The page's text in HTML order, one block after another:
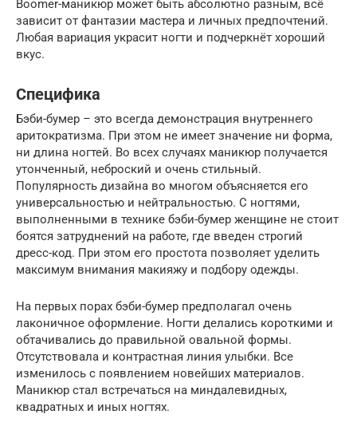
Boomer-маникюр может быть абсолютно разным, всё
зависит от фантазии мастера и личных предпочтений.
Любая вариация украсит ногти и подчеркнёт хороший
вкус.
Специфика
Бэби-бумер – это всегда демонстрация внутреннего
аритократизма. При этом не имеет значение ни форма,
ни длина ногтей. Во всех случаях маникюр получается
утонченный, неброский и очень стильный.
Популярность дизайна во многом объясняется его
универсальностью и нейтральностью. С ногтями,
выполненными в технике бэби-бумер женщине не стоит
боятся затруднений на работе, где введен строгий
дресс-код. При этом его простота позволяет уделить
максимум внимания макияжу и подбору одежды.
На первых порах бэби-бумер предполагал очень
лаконичное оформление. Ногти делались короткими и
обтачивались до правильной овальной формы.
Отсутствовала и контрастная линия улыбки. Все
изменилось с появлением новейших материалов.
Маникюр стал встречаться на миндалевидных,
квадратных и иных ногтях.